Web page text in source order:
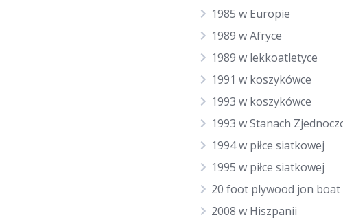
1985 w Europie
1989 w Afryce
1989 w lekkoatletyce
1991 w koszykówce
1993 w koszykówce
1993 w Stanach
1994 w piłce siatkowej
1995 w piłce siatkowej
20 foot plywood jon boat
2008 w Hiszpanii